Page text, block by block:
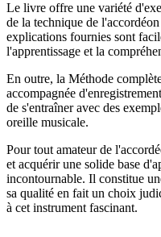
Le livre offre une variété
de la technique de
explications fournies sont
l'apprentissage et la
En outre, la Méthode
accompagnée
de s'entraîner avec des
oreille musicale.
Pour tout amateur de
et acquérir une solide base
incontournable. Il constitue
sa qualité en fait un choix
à cet instrument fascinant.